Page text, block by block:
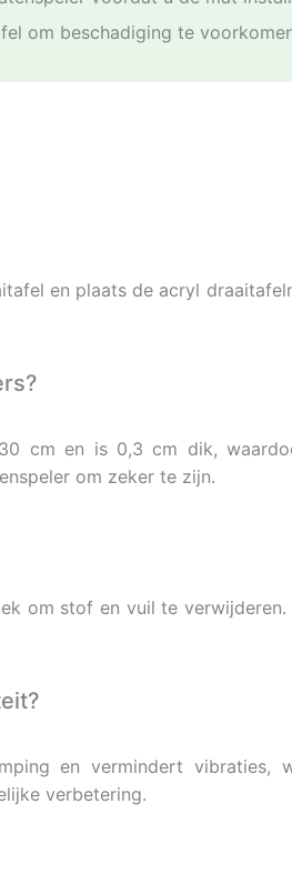
om beschadiging te
en plaats de acryl
cm en is 0,3 cm dik,
om zeker te zijn.
om stof en vuil te
en vermindert vibraties,
verbetering.